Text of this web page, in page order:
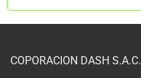
COPORACION DASH S.A.C.